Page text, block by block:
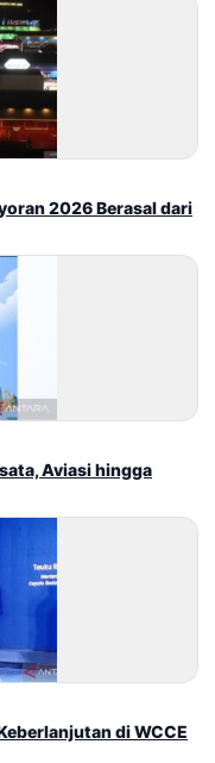
2026 Berasal dari
Aviasi hingga
di WCCE